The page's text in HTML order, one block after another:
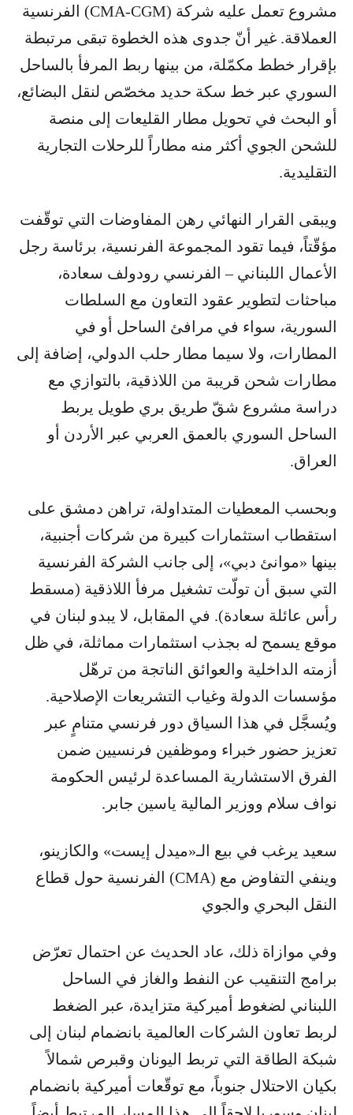
مشروع تعمل عليه شركة (CMA-CGM) الفرنسية
العملاقة. غير أنّ جدوى هذه الخطوة تبقى مرتبطة
بإقرار خطط مكمّلة، من بينها ربط المرفأ بالساحل
السوري عبر خط سكة حديد مخصّص لنقل البضائع،
أو البحث في تحويل مطار القليعات إلى منصة
للشحن الجوي أكثر منه مطاراً للرحلات التجارية
التقليدية.
ويبقى القرار النهائي رهن المفاوضات التي توقّفت
مؤقّتاً، فيما تقود المجموعة الفرنسية، برئاسة رجل
الأعمال اللبناني – الفرنسي رودولف سعادة،
مباحثات لتطوير عقود التعاون مع السلطات
السورية، سواء في مرافئ الساحل أو في
المطارات، ولا سيما مطار حلب الدولي، إضافة إلى
مطارات شحن قريبة من اللاذقية، بالتوازي مع
دراسة مشروع شقّ طريق بري طويل يربط
الساحل السوري بالعمق العربي عبر الأردن أو
العراق.
وبحسب المعطيات المتداولة، تراهن دمشق على
استقطاب استثمارات كبيرة من شركات أجنبية،
بينها «موانئ دبي»، إلى جانب الشركة الفرنسية
التي سبق أن تولّت تشغيل مرفأ اللاذقية (مسقط
رأس عائلة سعادة). في المقابل، لا يبدو لبنان في
موقع يسمح له بجذب استثمارات مماثلة، في ظل
أزمته الداخلية والعوائق الناتجة من ترهّل
مؤسسات الدولة وغياب التشريعات الإصلاحية.
ويُسجَّل في هذا السياق دور فرنسي متنامٍ عبر
تعزيز حضور خبراء وموظفين فرنسيين ضمن
الفرق الاستشارية المساعدة لرئيس الحكومة
نواف سلام ووزير المالية ياسين جابر.
سعيد يرغب في بيع الـ«ميدل إيست» والكازينو،
وينفي التفاوض مع (CMA) الفرنسية حول قطاع
النقل البحري والجوي
وفي موازاة ذلك، عاد الحديث عن احتمال تعرّض
برامج التنقيب عن النفط والغاز في الساحل
اللبناني لضغوط أميركية متزايدة، عبر الضغط
لربط تعاون الشركات العالمية بانضمام لبنان إلى
شبكة الطاقة التي تربط اليونان وقبرص شمالاً
بكيان الاحتلال جنوباً، مع توقّعات أميركية بانضمام